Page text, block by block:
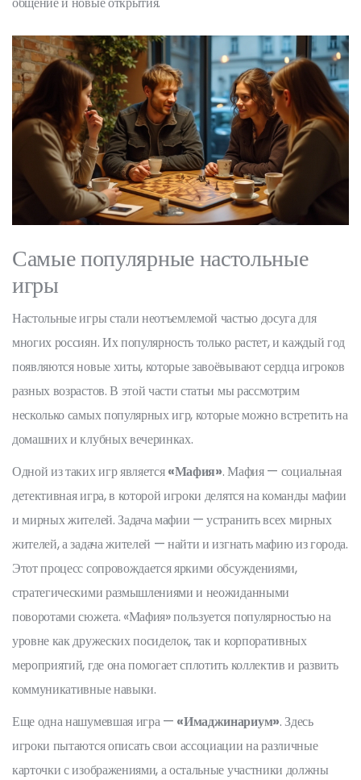
Самые популярные настольные
игры
Настольные игры стали неотъемлемой частью досуга для
многих россиян. Их популярность только растет, и каждый год
появляются новые хиты, которые завоёвывают сердца игроков
разных возрастов. В этой части статьи мы рассмотрим
несколько самых популярных игр, которые можно встретить на
домашних и клубных вечеринках.
Одной из таких игр является«Мафия». Мафия — социальная
детективная игра, в которой игроки делятся на команды мафии
и мирных жителей. Задача мафии — устранить всех мирных
жителей, а задача жителей — найти и изгнать мафию из города.
Этот процесс сопровождается яркими обсуждениями,
стратегическими размышлениями и неожиданными
поворотами сюжета. «Мафия» пользуется популярностью на
уровне как дружеских посиделок, так и корпоративных
мероприятий, где она помогает сплотить коллектив и развить
коммуникативные навыки.
Еще одна нашумевшая игра — «Имаджинариум». Здесь
игроки пытаются описать свои ассоциации на различные
карточки с изображениями, а остальные участники должны